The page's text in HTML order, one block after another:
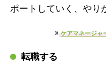
ポートしていく、やり
» ケアマネージャ
転職する